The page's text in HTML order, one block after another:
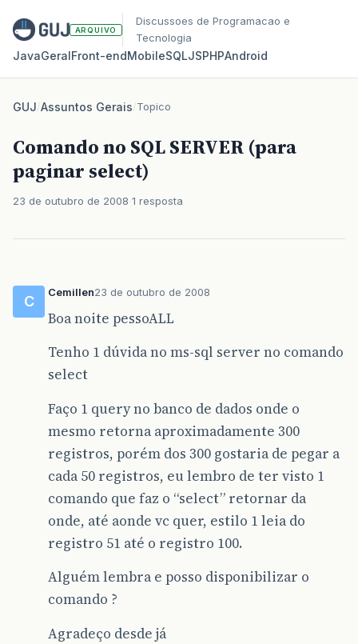
ARQUIVO
Discussoes de Programacao e
Tecnologia
JavaGeralFront‑endMobileSQLJSPHPAndroid
GUJ/Assuntos Gerais/Topico
Comando no SQL SERVER (para
paginar select)
23 de outubro de 2008 1 resposta
C
Cemillen23 de outubro de 2008
Boa noite pessoALL
Tenho 1 dúvida no ms-sql server no comando
select
Faço 1 query no banco de dados onde o
mesmo retorna aproximadamente 300
registros, porém dos 300 gostaria de pegar a
cada 50 registros, eu lembro de ter visto 1
comando que faz o “select” retornar da
onde, até aonde vc quer, estilo 1 leia do
registro 51 até o registro 100.
Alguém lembra e posso disponibilizar o
comando ?
Agradeço desde já